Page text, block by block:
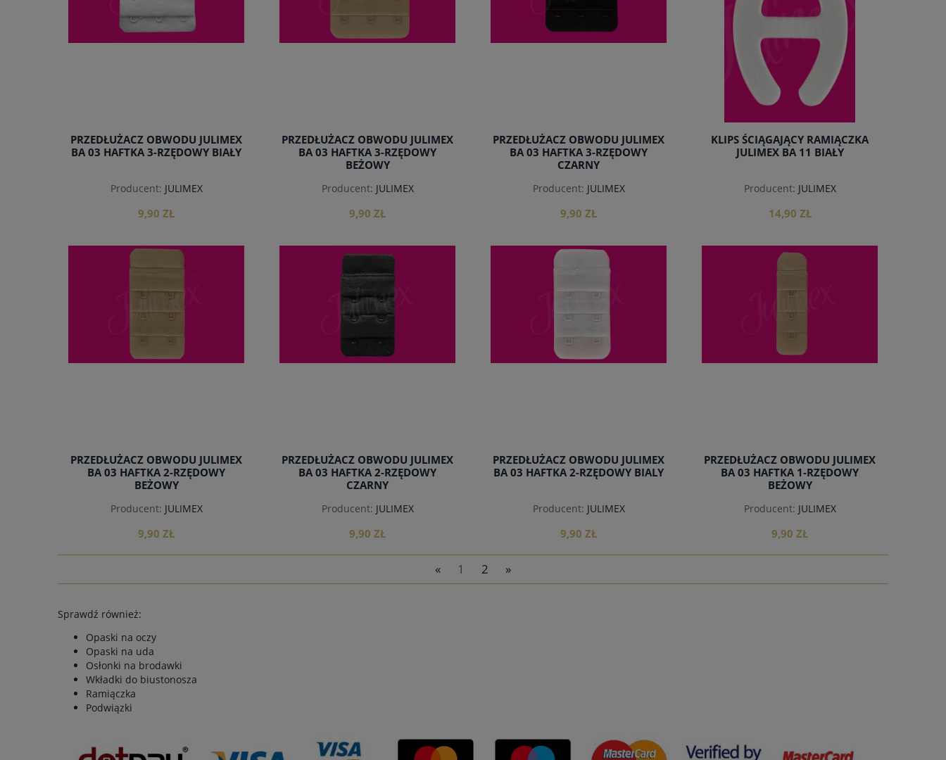
PRZEDŁUŻACZ OBWODU JULIMEX
BA 03 HAFTKA 3-RZĘDOWY BIAŁY
Producent: JULIMEX
9,90 ZŁ
PRZEDŁUŻACZ OBWODU JULIMEX
BA 03 HAFTKA 3-RZĘDOWY
BEŻOWY
Producent: JULIMEX
9,90 ZŁ
do koszyka
PRZEDŁUŻACZ OBWODU JULIMEX
BA 03 HAFTKA 3-RZĘDOWY
CZARNY
Producent: JULIMEX
9,90 ZŁ
KLIPS ŚCIĄGAJĄCY RAMIĄCZKA
JULIMEX BA 11 BIAŁY
Producent: JULIMEX
14,90 ZŁ
PRZEDŁUŻACZ OBWODU JULIMEX
BA 03 HAFTKA 2-RZĘDOWY
BEŻOWY
Producent: JULIMEX
9,90 ZŁ
PRZEDŁUŻACZ OBWODU JULIMEX
BA 03 HAFTKA 2-RZĘDOWY
CZARNY
Producent: JULIMEX
9,90 ZŁ
PRZEDŁUŻACZ OBWODU JULIMEX
BA 03 HAFTKA 2-RZĘDOWY BIALY
Producent: JULIMEX
9,90 ZŁ
PRZEDŁUŻACZ OBWODU JULIMEX
BA 03 HAFTKA 1-RZĘDOWY
BEŻOWY
Producent: JULIMEX
9,90 ZŁ
« 1 2 »
Sprawdź również:
Opaski na oczy
Opaski na uda
Osłonki na brodawki
Wkładki do biustonosza
Ramiączka
Podwiązki